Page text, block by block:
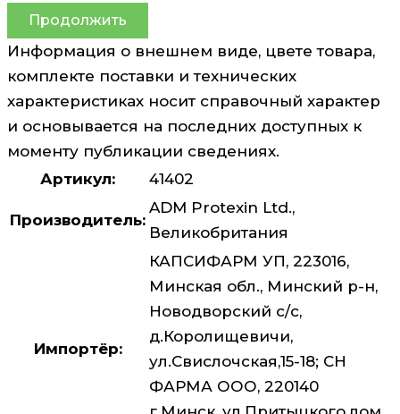
Продолжить
Информация о внешнем виде, цвете товара,
комплекте поставки и технических
характеристиках носит справочный характер
и основывается на последних доступных к
моменту публикации сведениях.
Артикул:
41402
Производитель:
ADM Protexin Ltd.,
Великобритания
Импортёр:
КАПСИФАРМ УП, 223016,
Минская обл., Минский р-н,
Новодворский с/с,
д.Королищевичи,
ул.Свислочская,15-18; СН
ФАРМА ООО, 220140